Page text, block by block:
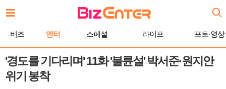
문
비즈 엔터 스페셜 라이프 포토·영상
'경도를 기다리며' 11화 '불륜설' 박서준·원지안
위기 봉착